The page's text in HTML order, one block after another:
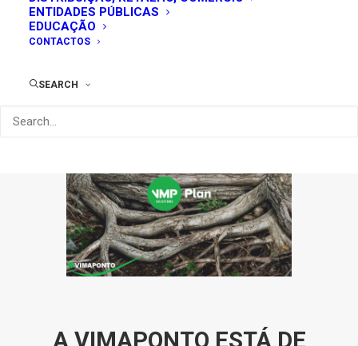
ENTIDADES PÚBLICAS
EDUCAÇÃO
CONTACTOS
SEARCH
A VIMAPONTO ESTÁ DE